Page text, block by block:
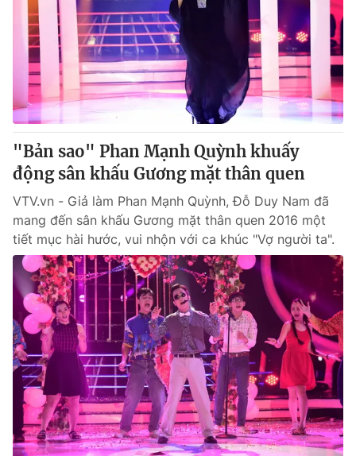
® Cấm sao chép dưới mọi hình thức nếu không có sự chấp
thuận bằng văn bản. Ghi rõ nguồn VTV.vn khi phát hành lại
thông tin từ website này.
"Bản sao" Phan Mạnh Quỳnh khuấy
động sân khấu Gương mặt thân quen
VTV.vn - Giả làm Phan Mạnh Quỳnh, Đỗ Duy Nam đã
mang đến sân khấu Gương mặt thân quen 2016 một
tiết mục hài hước, vui nhộn với ca khúc "Vợ người ta".